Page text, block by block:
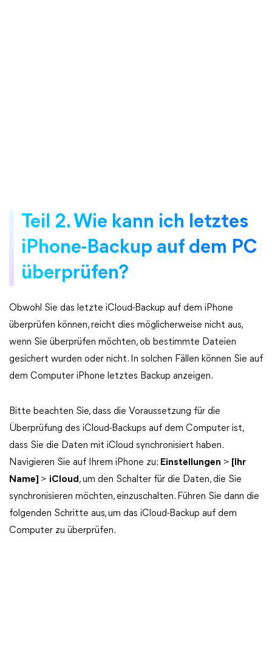
Teil 2. Wie kann ich letztes
iPhone-Backup auf dem PC
überprüfen?
Obwohl Sie das letzte iCloud-Backup auf dem iPhone
überprüfen können, reicht dies möglicherweise nicht aus,
wenn Sie überprüfen möchten, ob bestimmte Dateien
gesichert wurden oder nicht. In solchen Fällen können Sie auf
dem Computer iPhone letztes Backup anzeigen.
Bitte beachten Sie, dass die Voraussetzung für die
Überprüfung des iCloud-Backups auf dem Computer ist,
dass Sie die Daten mit iCloud synchronisiert haben.
Navigieren Sie auf Ihrem iPhone zu: Einstellungen > [Ihr
Name] > iCloud, um den Schalter für die Daten, die Sie
synchronisieren möchten, einzuschalten. Führen Sie dann die
folgenden Schritte aus, um das iCloud-Backup auf dem
Computer zu überprüfen.